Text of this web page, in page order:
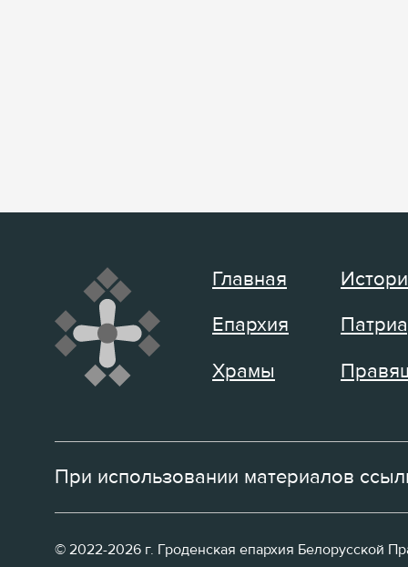
Главная
Епархия
Храмы
При использовании материалов
© 2022-2026 г. Гроденская епархия Белорусской